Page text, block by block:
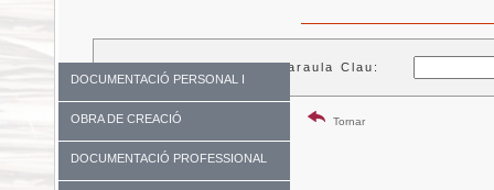
DOCUMENTACIÓ PERSONAL I
FAMILIAR
OBRA DE CREACIÓ
DOCUMENTACIÓ PROFESSIONAL
Paraula Clau:
Tornar